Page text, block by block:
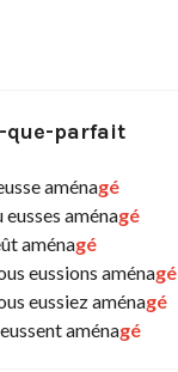
que-parfait
aménagé
eusses aménagé
aménagé
eussions aménagé
eussiez aménagé
aménagé